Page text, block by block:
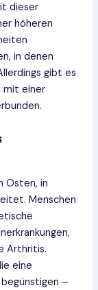
dieser
höheren
in denen
gibt es
mit einer
Osten, in
Menschen
Arthritis.
eine
–